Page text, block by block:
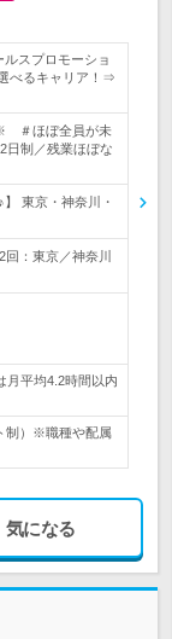
ルスプロモーショ
べるキャリア！⇒
＃ほぼ全員が未
制／残業ほぼな
東京・神奈川・
：東京／神奈川
月平均4.2時間以内
制）※職種や配属
気になる